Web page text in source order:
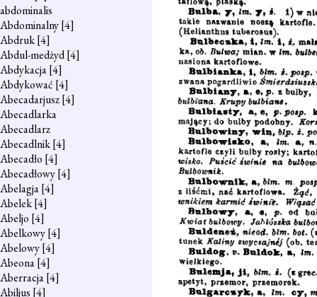
abdominalis
Abdominalny[4]
Abdruk[4]
Abdul-medżyd[4]
Abdykacja[4]
Abdykować [4]
Abecadarjusz[4]
Abecadlarka
Abecadlarz
Abecadlnik[4]
Abecadło [4]
Abecadłowy[4]
Abelagja[4]
Abelek[4]
Abeljo [4]
Abelkowy[4]
Abelowy[4]
Abeona[4]
Aberracja[4]
Abiljus [4]